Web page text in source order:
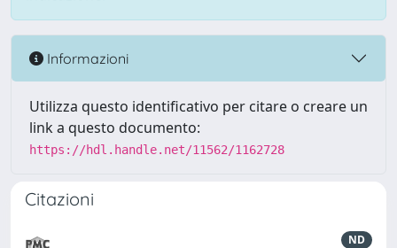
Informazioni
Utilizza questo identificativo per citare o creare un
link a questo documento:
https://hdl.handle.net/11562/1162728
Citazioni
ND